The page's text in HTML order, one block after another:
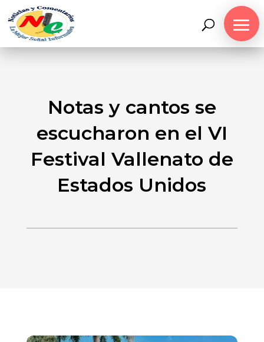
Notas y cantos se
escucharon en el VI
Festival Vallenato de
Estados Unidos